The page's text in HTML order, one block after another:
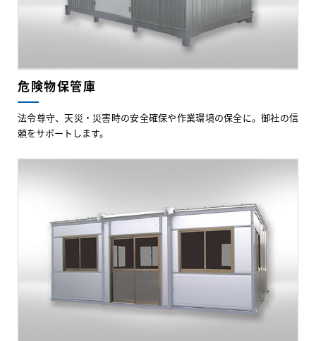
危険物保管庫
法令尊守、天災・災害時の安全確保や作業環境の保全に。御社の信
頼をサポートします。